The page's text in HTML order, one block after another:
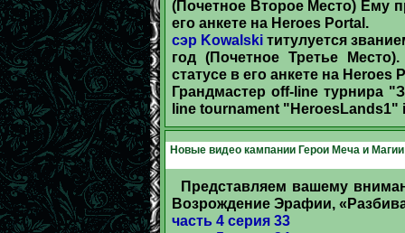
(Почетное Второе Место) Ему
его анкете на Heroes Portal.
сэр Kowalski титулуется
год (Почетное Третье
статусе в его анкете на Heroes
Грандмастер off-line турнира
line tournament "HeroesLands1"
Новые видео кампании Герои Меча и
Представляем вашему
Возрождение Эрафии,
часть 4 серия 33